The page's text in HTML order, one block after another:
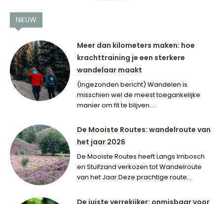
NIEUW
Meer dan kilometers maken: hoe
krachttraining je een sterkere
wandelaar maakt
(Ingezonden bericht) Wandelen is
misschien wel de meest toegankelijke
manier om fit te blijven....
De Mooiste Routes: wandelroute van
het jaar 2026
De Mooiste Routes heeft Langs Imbosch
en Stuifzand verkozen tot Wandelroute
van het Jaar.Deze prachtige route...